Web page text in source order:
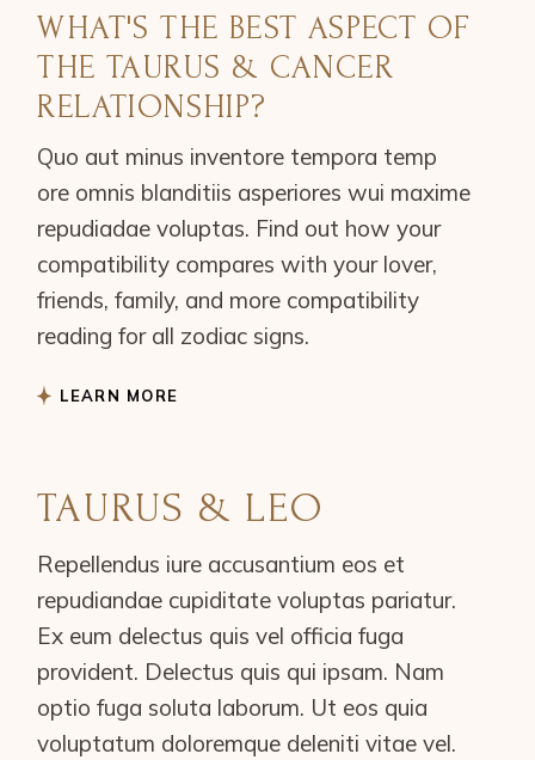
WHAT'S THE BEST ASPECT OF
THE TAURUS & CANCER
RELATIONSHIP?
Quo aut minus inventore tempora temp
ore omnis blanditiis asperiores wui maxime
repudiadae voluptas. Find out how your
compatibility compares with your lover,
friends, family, and more compatibility
reading for all zodiac signs.
LEARN MORE
TAURUS & LEO
Repellendus iure accusantium eos et
repudiandae cupiditate voluptas pariatur.
Ex eum delectus quis vel officia fuga
provident. Delectus quis qui ipsam. Nam
optio fuga soluta laborum. Ut eos quia
voluptatum doloremque deleniti vitae vel.